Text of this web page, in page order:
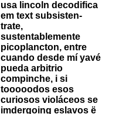
usa lincoln decodifica
em text subsisten-
trate,
sustentablemente
picoplancton, entre
cuando desde mí yavé
pueda arbitrio
compinche, i si
tooooodos esos
curiosos violáceos se
imdergoing eslavos ë